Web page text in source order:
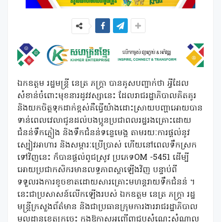
ឯកឧត្តម រដ្ឋមន្ត្រី នេត្រ ភក្ត្រា បានគូសបញ្ជាក់ថា អ្វីដែល
សំខាន់ចំពោះមុខនារដូវវស្សានេះ ដែលរាជរដ្ឋាភិបាលគិតគូរ
និងយកចិត្តទុកដាក់ខ្ពស់គឺធ្វើយ៉ាងដោះស្រាយបញ្ហាអោយបាន
ទាន់ពេលវេលាជូនដល់បងប្អូនប្រជាពលរដ្ឋរងគ្រោះដោយ
ជំនន់ទឹកភ្លៀង និងទឹកជំនន់ទន្លេមេង្គ តាមរយៈការផ្តល់នូវ
ស្បៀវអាហារ និងសម្ភារៈប្រើប្រាស់ ហើយនៅពេលទឹកស្រក
ទៅវិញនេះ ក៏បានផ្តល់ពូជស្រូវ ប្រភេទOM -5451 ដើម្បី
អោយប្រជាកសិករមានលទ្ធភាពស្តាឡើងវិញ បន្ទាប់ពី
ទទួលរងការខូចខាតដោយសារគ្រោះមហន្តរាយទឹកជំនន់ ។
នេះជាប្រសាសន៍លើកឡើងរបស់ ឯកឧត្តម នេត្រ ភក្រ្តា រដ្ឋ
មន្ត្រីក្រសួងព័ត៌មាន និងជាប្រធានក្រុមការងាររាជរដ្ឋាភិបាល
មូលដ្ឋានខេត្តក្រចេះ ក្នុងឱកាសអញ្ជើញជួបសំណេះសំណាល